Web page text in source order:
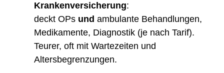
Krankenversicherung:
deckt OPs und ambulante Behandlungen,
Medikamente, Diagnostik (je nach Tarif).
Teurer, oft mit Wartezeiten und
Altersbegrenzungen.